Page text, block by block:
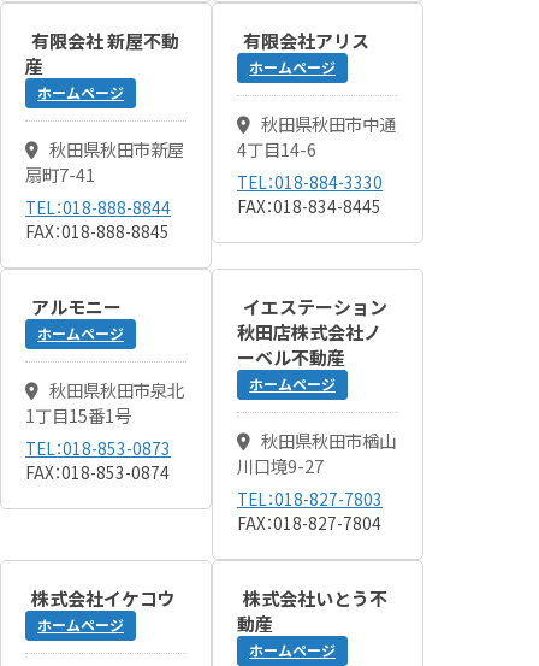
有限会社 新屋不動
産
ホームページ
秋田県秋田市新屋
扇町7-41
TEL：018-888-8844
FAX：018-888-8845
有限会社アリス
ホームページ
秋田県秋田市中通
4丁目14-6
TEL：018-884-3330
FAX：018-834-8445
アルモニー
ホームページ
秋田県秋田市泉北
1丁目15番1号
TEL：018-853-0873
FAX：018-853-0874
イエステーション
秋田店株式会社ノ
ーベル不動産
ホームページ
秋田県秋田市楢山
川口境9-27
TEL：018-827-7803
FAX：018-827-7804
株式会社イケコウ
ホームページ
株式会社いとう不
動産
ホームページ